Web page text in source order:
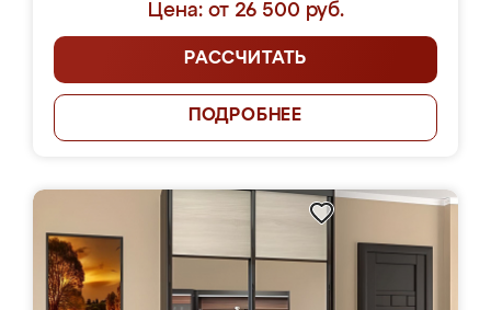
Цена: от 26 500 руб.
РАССЧИТАТЬ
ПОДРОБНЕЕ